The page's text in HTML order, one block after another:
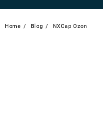
Home Blog NXCap Ozon